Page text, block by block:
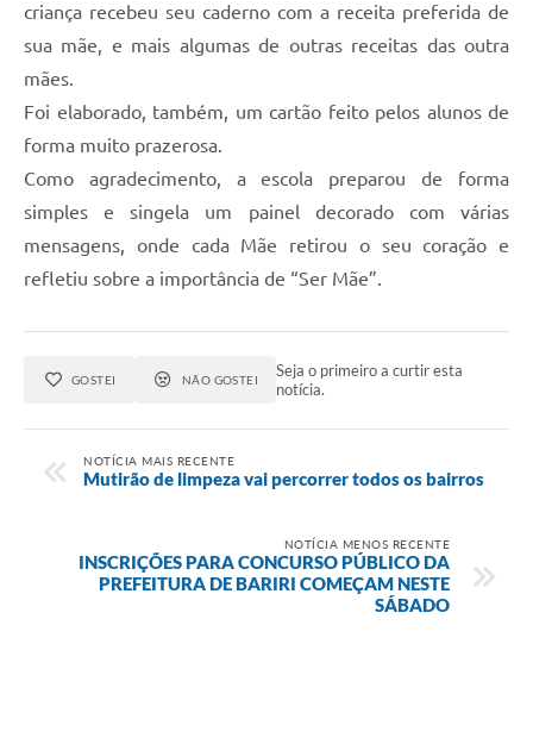
criança recebeu seu caderno com a receita preferida de
sua mãe, e mais algumas de outras receitas das outra
mães.
Foi elaborado, também, um cartão feito pelos alunos de
forma muito prazerosa.
Como agradecimento, a escola preparou de forma
simples e singela um painel decorado com várias
mensagens, onde cada Mãe retirou o seu coração e
refletiu sobre a importância de “Ser Mãe”.
GOSTEI NÃO GOSTEI
Seja o primeiro a curtir esta
notícia.
NOTÍCIA MAIS RECENTE
Mutirão de limpeza vai percorrer todos os bairros
NOTÍCIA MENOS RECENTE
INSCRIÇÕES PARA CONCURSO PÚBLICO DA
PREFEITURA DE BARIRI COMEÇAM NESTE
SÁBADO